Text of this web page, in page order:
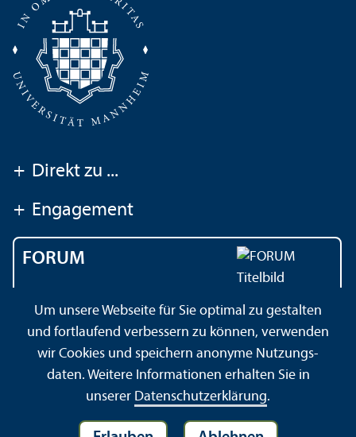
+ Direkt zu ...
+ Engagement
FORUM
Universität Mannheim
Impressum Datenschutz­erklärung Sitemap
Um unsere Webseite für Sie optimal zu gestalten
und fortlaufend verbessern zu können, verwenden
wir Cookies und speichern anonyme Nutzungs­
daten. Weitere Informationen erhalten Sie in
unserer Datenschutz­erklärung.